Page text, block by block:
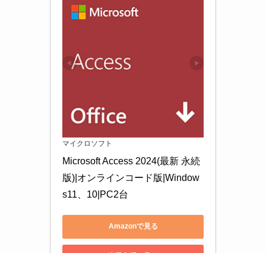
マイクロソフト
Microsoft Access 2024(最新 永続
版)|オンラインコード版|Window
s11、10|PC2台
Amazonで見る